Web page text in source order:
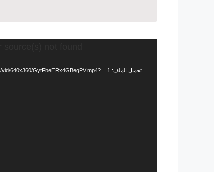
تحميل الملف: https://video.twimg.com/ext_tw_video/1449486737802137601/pu/vid/640x360/GytFbeERx4GBegPV.mp4?_=1